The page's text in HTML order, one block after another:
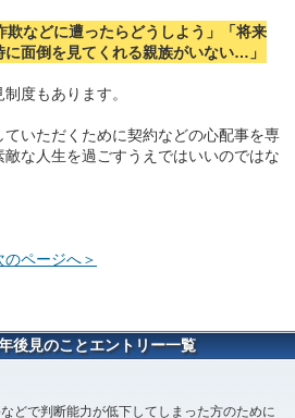
欺などに遭ったらどうしよう」「将来
面倒を見てくれる親族がいない…」
度もあります。
いただくために契約などの心配事を専
な人生を過ごすうえではいいのではな
のページへ＞
後見のことエントリー一覧
どで判断能力が低下してしまった方のために